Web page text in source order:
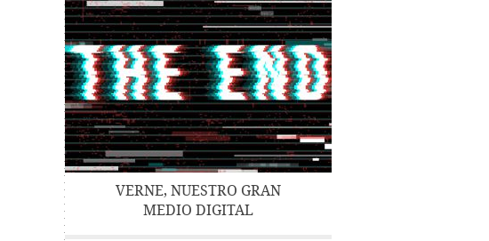
VERNE, NUESTRO GRAN
MEDIO DIGITAL